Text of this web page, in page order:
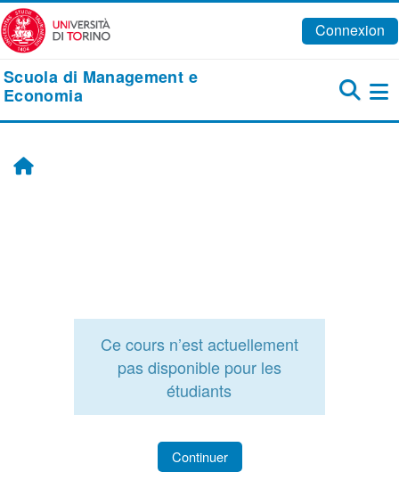
Passer au contenu principal
Connexion
Scuola di Management e
Economia
Accueil
Ce cours n’est actuellement
pas disponible pour les
étudiants
Continuer